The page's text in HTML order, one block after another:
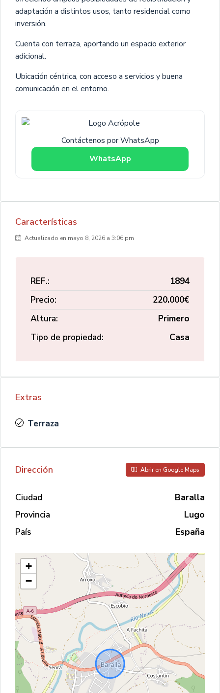
adaptación a distintos usos, tanto residencial como
inversión.
Cuenta con terraza, aportando un espacio exterior
adicional.
Ubicación céntrica, con acceso a servicios y buena
comunicación en el entorno.
Contáctenos por WhatsApp
WhatsApp
Características
Actualizado en mayo 8, 2026 a 3:06 pm
REF.:
1894
Precio:
220.000€
Altura:
Primero
Tipo de propiedad:
Casa
Extras
Terraza
Dirección Abrir en Google Maps
Ciudad
Baralla
Provincia
Lugo
País
España
+
−